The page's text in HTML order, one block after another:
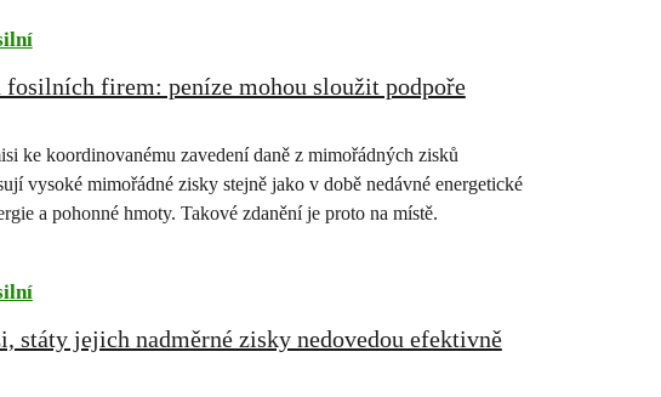
fosilních firem: peníze mohou sloužit podpoře
ke koordinovanému zavedení daně z mimořádných zisků
vysoké mimořádné zisky stejně jako v době nedávné energetické
a pohonné hmoty. Takové zdanění je proto na místě.
jejich nadměrné zisky nedovedou efektivně